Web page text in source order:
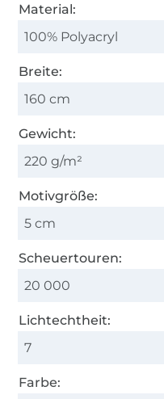
Material:
100% Polyacryl
Breite:
160 cm
Gewicht:
220 g/m²
Motivgröße:
5 cm
Scheuertouren:
20 000
Lichtechtheit:
7
Farbe: